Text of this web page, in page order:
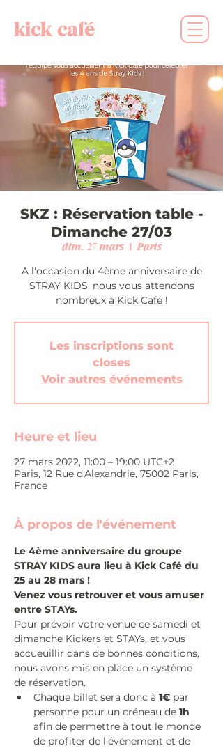
kick café
SKZ : Réservation table -
Dimanche 27/03
dim. 27 mars
  |
Paris
A l'occasion du 4ème anniversaire de
STRAY KIDS, nous vous attendons
nombreux à Kick Café !
Les inscriptions sont
closes
Voir autres événements
Heure et lieu
27 mars 2022, 11:00 – 19:00 UTC+2
Paris, 12 Rue d'Alexandrie, 75002 Paris,
France
À propos de l'événement
Le 4ème anniversaire du groupe
STRAY KIDS aura lieu à Kick Café du
25 au 28 mars !
Venez vous retrouver et vous amuser
entre STAYs.
Pour prévoir votre venue ce samedi et
dimanche Kickers et STAYs, et vous
accueuillir dans de bonnes conditions,
nous avons mis en place un système
de réservation.
Chaque billet sera donc à 1€ par
personne pour un créneau de 1h
afin de permettre à tout le monde
de profiter de l'événement et de